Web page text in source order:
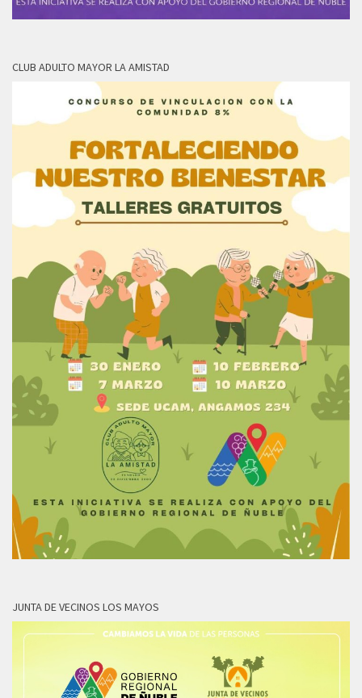
CLUB ADULTO MAYOR LA AMISTAD
JUNTA DE VECINOS LOS MAYOS